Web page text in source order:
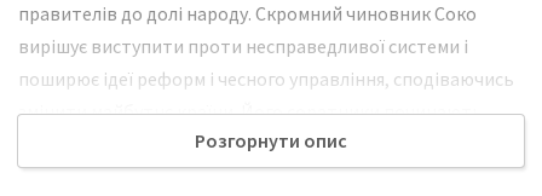
правителів до долі народу. Скромний чиновник Соко
вирішує виступити проти несправедливої системи і
поширює ідеї реформ і чесного управління, сподіваючись
змінити майбутнє країни. Його соратники починають
збирати навколо себе людей, які також втомилися від
Розгорнути опис